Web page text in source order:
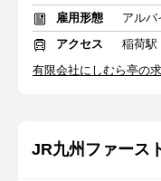
雇用形態
アルバ
アクセス
稲荷駅
有限会社にしむら亭の
JR九州ファース